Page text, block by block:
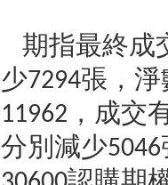
期指最終成
少7294張，
11962 ，成交
分別減少5046